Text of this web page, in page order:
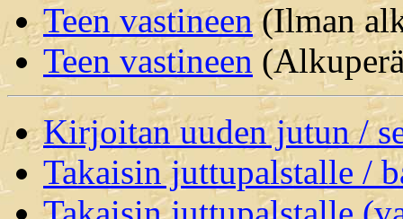
Teen vastineen(Ilman
Teen vastineen
Kirjoitan uuden jutun /
Takaisin juttupalstalle /